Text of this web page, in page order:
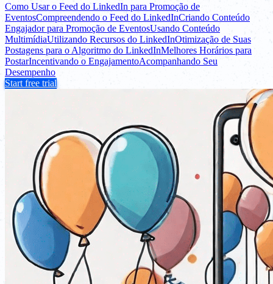
Como Usar o Feed do LinkedIn para Promoção de
EventosCompreendendo o Feed do LinkedInCriando Conteúdo
Engajador para Promoção de EventosUsando Conteúdo
MultimídiaUtilizando Recursos do LinkedInOtimização de Suas
Postagens para o Algoritmo do LinkedInMelhores Horários para
PostarIncentivando o EngajamentoAcompanhando Seu
Desempenho
Start free trial